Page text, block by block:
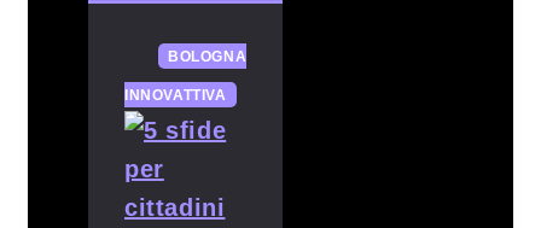
BOLOGNA
INNOVATTIVA